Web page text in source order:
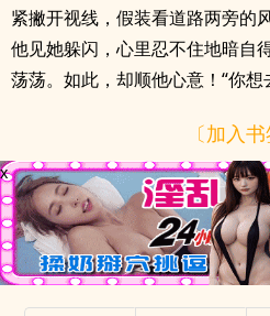
紧撇开视线，假装看道路两旁的
他见她躲闪，心里忍不住地暗自
荡荡。如此，却顺他心意！“你
〔加入书
x